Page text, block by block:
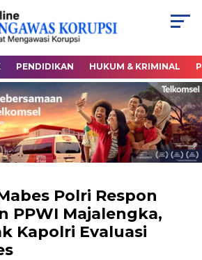
PENDIDIKAN HUKUM & KRIMINAL
Polri Respon
PPWI Majalengka,
Kapolri Evaluasi